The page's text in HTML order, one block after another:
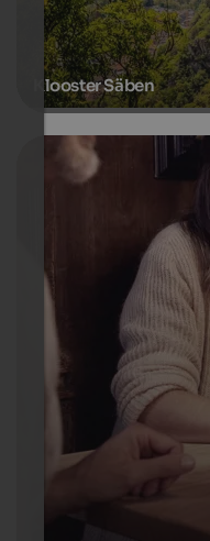
Klooster Säben